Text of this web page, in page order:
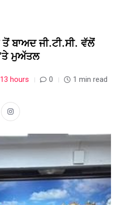
ਬਾਅਦ ਜੀ.ਟੀ.ਸੀ. ਵੱਲੋਂ
ਮੁਅੱਤਲ
13 hours 0 1 min read